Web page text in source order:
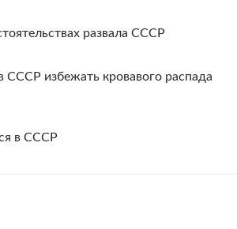
развала СССР
СССР избежать кровавого распада
в СССР